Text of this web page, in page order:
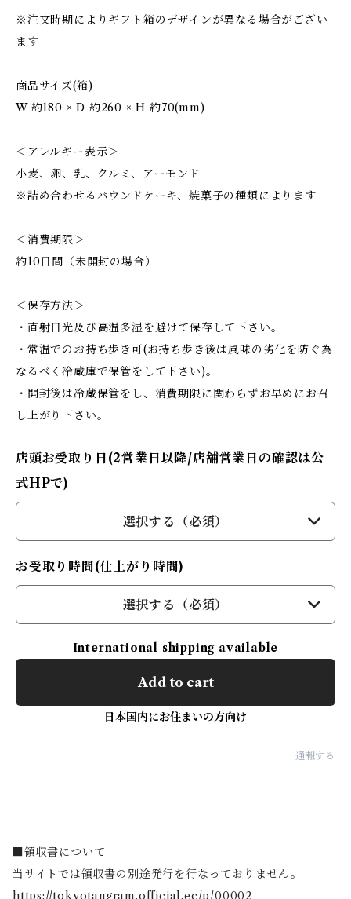
※注文時期によりギフト箱のデザインが異なる場合がござい
ます
商品サイズ(箱)
W 約180 × D 約260 × H 約70(mm)
＜アレルギー表示＞
小麦、卵、乳、クルミ、アーモンド
※詰め合わせるパウンドケーキ、焼菓子の種類によります
＜消費期限＞
約10日間（未開封の場合）
＜保存方法＞
・直射日光及び高温多湿を避けて保存して下さい。
・常温でのお持ち歩き可(お持ち歩き後は風味の劣化を防ぐ為
なるべく冷蔵庫で保管をして下さい)。
・開封後は冷蔵保管をし、消費期限に関わらずお早めにお召
し上がり下さい。
店頭お受取り日(2営業日以降/店舗営業日の確認は公
式HPで)
選択する（必須）
お受取り時間(仕上がり時間)
選択する（必須）
International shipping available
Add to cart
日本国内にお住まいの方向け
通報する
■領収書について
当サイトでは領収書の別途発行を行なっておりません。
https://tokyotangram.official.ec/p/00002